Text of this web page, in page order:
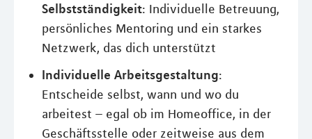
Selbstständigkeit: Individuelle Betreuung,
persönliches Mentoring und ein starkes
Netzwerk, das dich unterstützt
Individuelle Arbeitsgestaltung:
Entscheide selbst, wann und wo du
arbeitest – egal ob im Homeoffice, in der
Geschäftsstelle oder zeitweise aus dem